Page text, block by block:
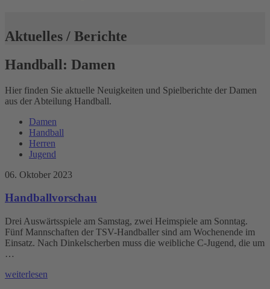
Aktuelles / Berichte
Handball: Damen
Hier finden Sie aktuelle Neuigkeiten und Spielberichte der Damen
aus der Abteilung Handball.
Damen
Handball
Herren
Jugend
06. Oktober 2023
Handballvorschau
Drei Auswärtsspiele am Samstag, zwei Heimspiele am Sonntag.
Fünf Mannschaften der TSV-Handballer sind am Wochenende im
Einsatz. Nach Dinkelscherben muss die weibliche C-Jugend, die um
…
weiterlesen